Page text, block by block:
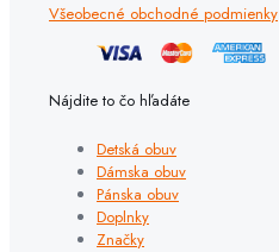
Všeobecné obchodné podmienky
Nájdite to čo hľadáte
Detská obuv
Dámska obuv
Pánska obuv
Doplnky
Značky